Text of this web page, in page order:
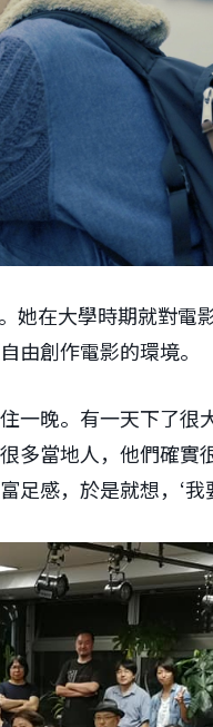
她在大學時期就對電
由創作電影的環境。
一晚。有一天下了很
多當地人，他們確實
足感，於是就想，‘